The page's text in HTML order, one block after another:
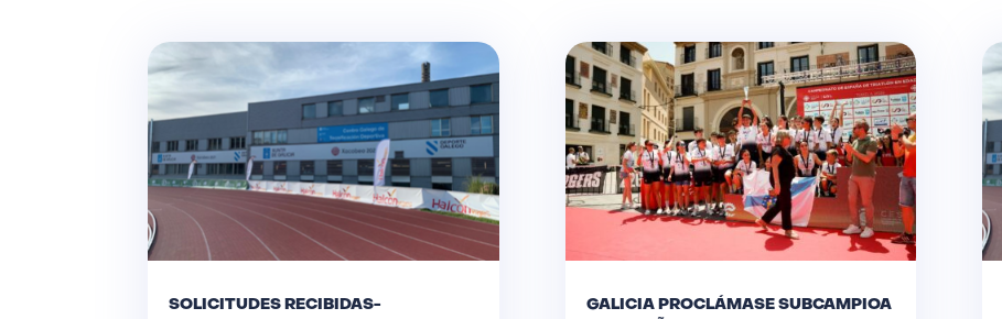
SOLICITUDES RECIBIDAS-
GALICIA PROCLÁMASE SUBCAMPIOA